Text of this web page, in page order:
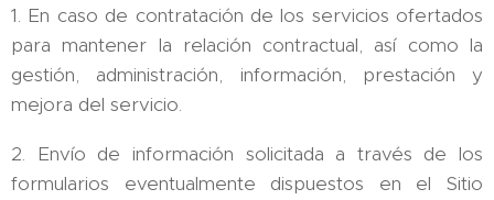
1. En caso de contratación de los servicios ofertados
para mantener la relación contractual, así como la
gestión, administración, información, prestación y
mejora del servicio.
2. Envío de información solicitada a través de los
formularios eventualmente dispuestos en el Sitio